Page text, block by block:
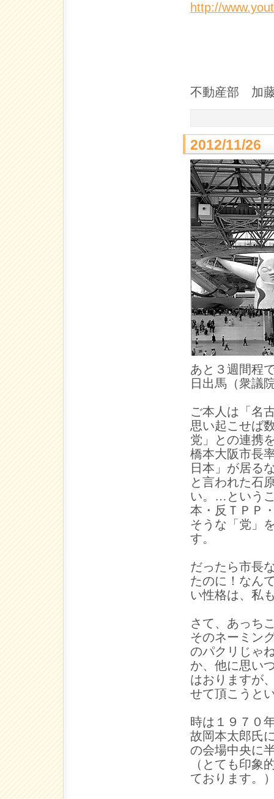
http://
不動産部 加
2012/11/26
あと３週間程
日出馬（衆議
ご本人は「名
思い起こせば
党」との連携
橋本大阪市長
日本」が居る
と言われた石
い。…という
本・反ＴＰＰ
そうな「党」
す。
だったら市長
たのに！なん
い性格は、私
さて、あっち
そのネーミン
のパクリじゃ
か、他に思い
はおりますが
せて頂こうと
時は１９７０
故岡本太郎氏
の会場中央に
（とても印象
ております。